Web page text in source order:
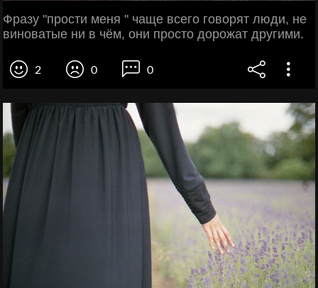
Фразу "прости меня " чаще всего говорят люди, не
виноватые ни в чём, они просто дорожат другими.
2 0 0